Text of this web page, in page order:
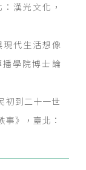
漢光文化，
代生活想像
播學院博士論
初到二十一世
》，臺北：